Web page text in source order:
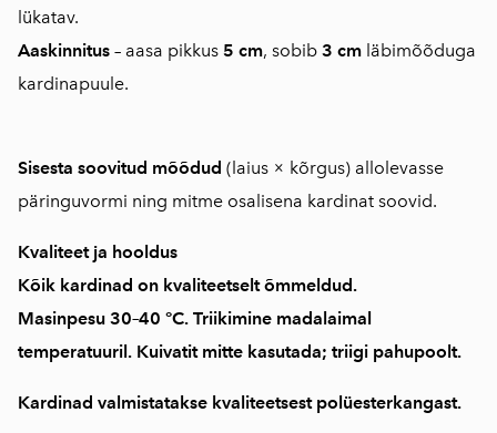
lükatav.
Aaskinnitus – aasa pikkus 5 cm, sobib 3 cm läbimõõduga
kardinapuule.
Sisesta soovitud mõõdud (laius × kõrgus) allolevasse
päringuvormi ning mitme osalisena kardinat soovid.
Kvaliteet ja hooldus
Kõik kardinad on kvaliteetselt õmmeldud.
Masinpesu 30–40 °C. Triikimine madalaimal
temperatuuril. Kuivatit mitte kasutada; triigi pahupoolt.
Kardinad valmistatakse kvaliteetsest polüesterkangast.